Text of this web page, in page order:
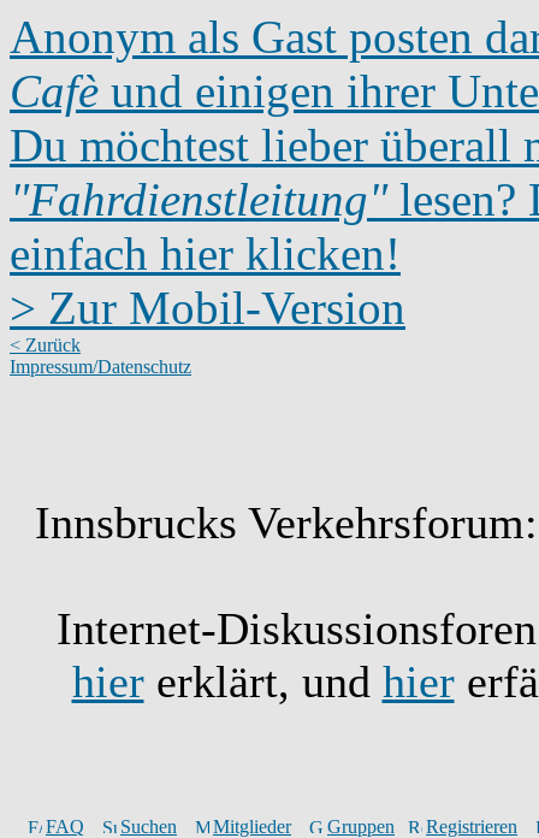
Anonym als Gast posten
Cafè und einigen ihrer
Du möchtest lieber überall
"Fahrdienstleitung"lesen?
einfach hier klicken!
> Zur Mobil-Version
< Zurück
Impressum/Datenschutz
Innsbrucks
Internet-
hiererklärt, und hier
FAQ Suchen Mitglieder Gruppen Registrieren